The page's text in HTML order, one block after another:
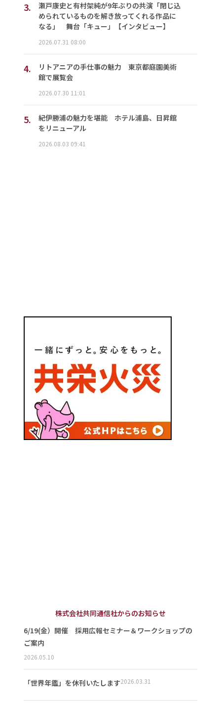
3.
瀬戸康史と有村架純が9年ぶりの共演「閉じ込
められているものを解き放ってくれる作品に
なる」 舞台「キュー」【インタビュー】
2026.07.31 08:00
4.
リトアニアの手仕事の魅力 東京都庭園美術
館で展覧会
2026.07.30 11:01
5.
紀伊勝浦の魅力を堪能 ホテル浦島、日昇館
をリニューアル
2026.08.03 09:41
株式会社共同通信社からのお知らせ
6/19(金）開催 採用広報セミナー＆ワークショップの
ご案内
2026.05.10
「世界年鑑」を休刊いたします2026.03.31